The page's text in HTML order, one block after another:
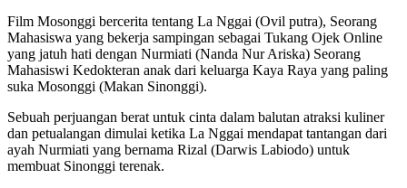
Film Mosonggi bercerita tentang La Nggai (Ovil putra), Seorang
Mahasiswa yang bekerja sampingan sebagai Tukang Ojek Online
yang jatuh hati dengan Nurmiati (Nanda Nur Ariska) Seorang
Mahasiswi Kedokteran anak dari keluarga Kaya Raya yang paling
suka Mosonggi (Makan Sinonggi).
Sebuah perjuangan berat untuk cinta dalam balutan atraksi kuliner
dan petualangan dimulai ketika La Nggai mendapat tantangan dari
ayah Nurmiati yang bernama Rizal (Darwis Labiodo) untuk
membuat Sinonggi terenak.